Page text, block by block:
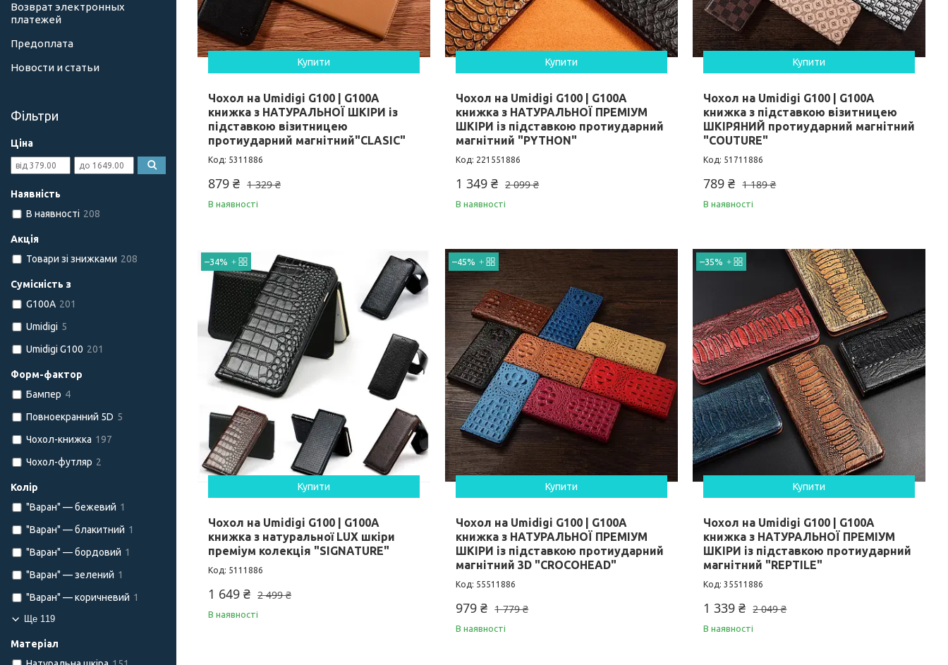
Купити
Чохол на Umidigi G100 | G100A
книжка з НАТУРАЛЬНОЇ ШКІРИ із
підставкою візитницею
протиударний магнітний"CLASIC"
5311886
1 329 ₴
879 ₴
В наявності
Купити
Чохол на Umidigi G100 | G100A
книжка з НАТУРАЛЬНОЇ ПРЕМІУМ
ШКІРИ із підставкою протиударний
магнітний "PYTHON"
221551886
2 099 ₴
1 349 ₴
В наявності
Купити
Чохол на Umidigi G100 | G100A
книжка з підставкою візитницею
ШКІРЯНИЙ протиударний магнітний
"COUTURE"
51711886
1 189 ₴
789 ₴
В наявності
–34%
Купити
Чохол на Umidigi G100 | G100A
книжка з натуральної LUX шкіри
преміум колекція "SIGNATURE"
5111886
2 499 ₴
1 649 ₴
В наявності
–45%
Купити
Чохол на Umidigi G100 | G100A
книжка з НАТУРАЛЬНОЇ ПРЕМІУМ
ШКІРИ із підставкою протиударний
магнітний 3D "CROCOHEAD"
55511886
1 779 ₴
979 ₴
В наявності
–35%
Купити
Чохол на Umidigi G100 | G100A
книжка з НАТУРАЛЬНОЇ ПРЕМІУМ
ШКІРИ із підставкою протиударний
магнітний "REPTILE"
35511886
2 049 ₴
1 339 ₴
В наявності
Возврат электронных
платежей
Предоплата
Новости и статьи
Фільтри
Ціна
Наявність
В наявності 208
Акція
Товари зі знижками 208
Сумісність з
G100A 201
Umidigi 5
Umidigi G100 201
Форм-фактор
Бампер 4
Повноекранний 5D 5
Чохол-книжка 197
Чохол-футляр 2
Колір
"Варан" — бежевий 1
"Варан" — блакитний 1
"Варан" — бордовий 1
"Варан" — зелений 1
"Варан" — коричневий 1
Ще 119
Матеріал